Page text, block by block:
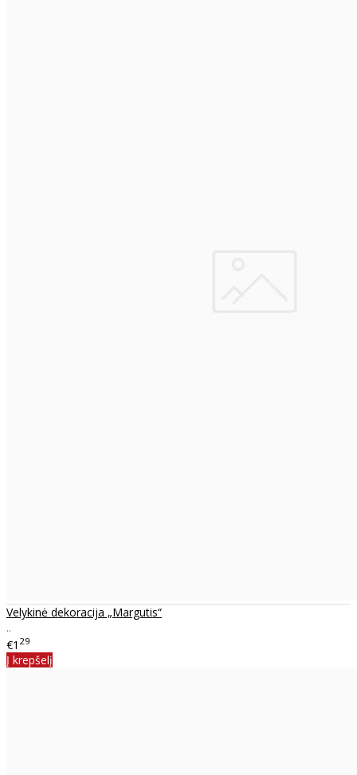
Velykinė dekoracija „Margutis“
..
€1 29
Į krepšelį